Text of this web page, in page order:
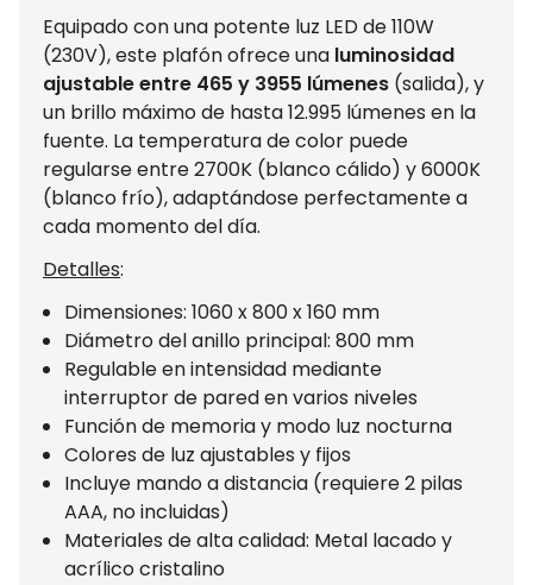
Equipado con una potente luz LED de 110W
(230V), este plafón ofrece una luminosidad
ajustable entre 465 y 3955 lúmenes (salida), y
un brillo máximo de hasta 12.995 lúmenes en la
fuente. La temperatura de color puede
regularse entre 2700K (blanco cálido) y 6000K
(blanco frío), adaptándose perfectamente a
cada momento del día.
Detalles:
Dimensiones: 1060 x 800 x 160 mm
Diámetro del anillo principal: 800 mm
Regulable en intensidad mediante
interruptor de pared en varios niveles
Función de memoria y modo luz nocturna
Colores de luz ajustables y fijos
Incluye mando a distancia (requiere 2 pilas
AAA, no incluidas)
Materiales de alta calidad: Metal lacado y
acrílico cristalino